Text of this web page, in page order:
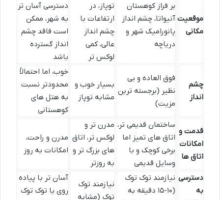
موقعیت
مکانی
بر فراز کوهستان
آنیواتا، چشم انداز
پانورامیک شهر و
دریاچه
توپاز، در
ارتفاعات با
چشم انداز
عالی، کمی
لوکس تر
دسترسی آسان تر
به شهر، ممکن
است فاقد چشم
انداز گسترده
باشد
چشم
انداز
فوق العاده و بی
نظیر (برجسته ترین
مزیت)
بسیار خوب و
مشابه توپاز
خوب، اما احتمالاً
محدودتر نسبت
به هتل های
کوهستانی
قدمت و
امکانات
اتاق ها
ساختمان قدیمی تر،
اتاق های تمیز اما
برخی کوچک و با
وسایل قدیمی
مدرن تر و
لوکس تر، اتاق
های بزرگ تر و
به روزتر
مدرن و راحت،
امکانات به روز
دسترسی
به
نیازمند توک توک
(۱۰-۱۵ دقیقه به
نیازمند توک
توک (مشابه
آسان تر با پیاده
روی یا توک توک